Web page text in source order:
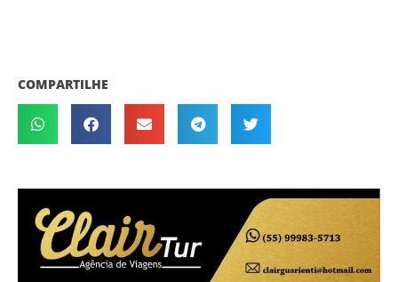
COMPARTILHE